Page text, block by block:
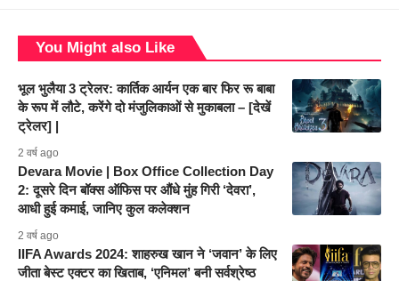
You Might also Like
भूल भुलैया 3 ट्रेलर: कार्तिक आर्यन एक बार फिर रू बाबा
के रूप में लौटे, करेंगे दो मंजुलिकाओं से मुकाबला – [देखें
ट्रेलर] |
2 वर्ष ago
Devara Movie | Box Office Collection Day
2: दूसरे दिन बॉक्स ऑफिस पर औंधे मुंह गिरी ‘देवरा’,
आधी हुई कमाई, जानिए कुल कलेक्शन
2 वर्ष ago
IIFA Awards 2024: शाहरुख खान ने ‘जवान’ के लिए
जीता बेस्ट एक्टर का खिताब, ‘एनिमल’ बनी सर्वश्रेष्ठ